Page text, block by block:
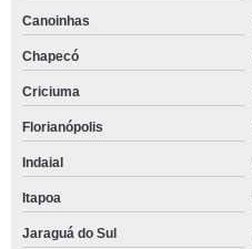
Canoinhas
Chapecó
Criciuma
Florianópolis
Indaial
Itapoa
Jaraguá do Sul